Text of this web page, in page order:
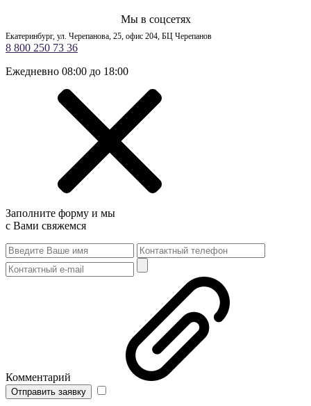
Мы в соцсетях
Екатеринбург, ул. Черепанова, 25, офис 204, БЦ Черепанов
8 800 250 73 36
Ежедневно 08:00 до 18:00
Заполните форму и мы
с Вами свяжемся
Комментарий
Отправить заявку